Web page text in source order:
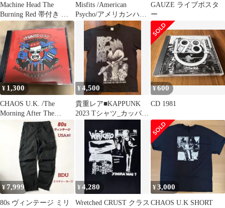
Machine Head The
Burning Red 帯付き マ
シーンヘッド
Misfits /American
Psycho/アメリカンハー
ドコア
GAUZE ライブポスタ
ー
¥ 1,300
CHAOS U.K. /The
Morning After The
¥4,500
貴重レア■KAPPUNK
2023 Tシャツ_カッパン
¥600
CD 1981
¥7,999
80s ヴィンテージ ミリ
¥4,280
Wretched CRUST クラス
¥3,000
CHAOS U.K SHORT